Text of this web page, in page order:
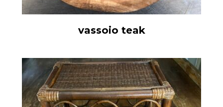
vassoio teak